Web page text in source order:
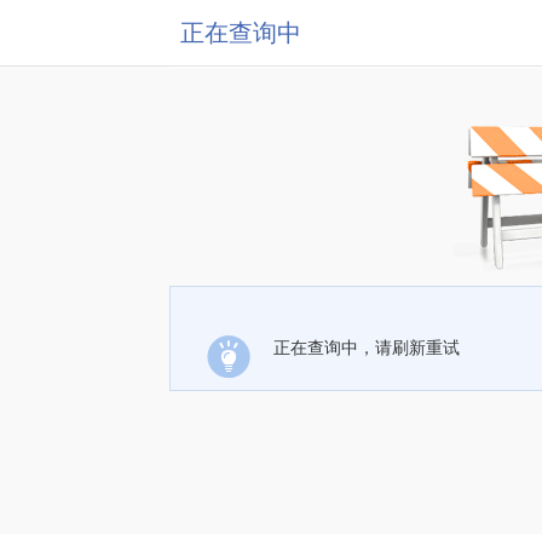
正在查询中
正在查询中，请刷新重试